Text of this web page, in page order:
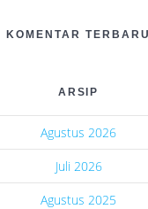
KOMENTAR TERBARU
ARSIP
Agustus 2026
Juli 2026
Agustus 2025